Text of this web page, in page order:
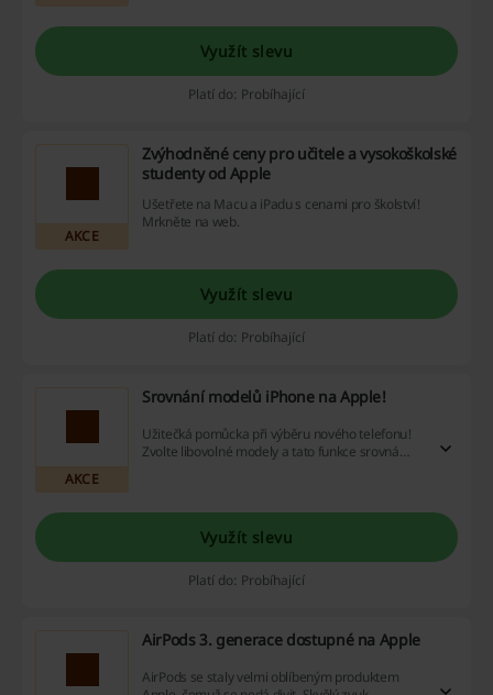
Využít slevu
Platí do: Probíhající
AKCE
Zvýhodněné ceny pro učitele a vysokoškolské
studenty od Apple
Ušetřete na Macu a iPadu s cenami pro školství!
Mrkněte na web.
Využít slevu
Platí do: Probíhající
AKCE
Srovnání modelů iPhone na Apple!
Užitečká pomůcka při výběru nového telefonu!
Zvolte libovolné modely a tato funkce srovná
Využít slevu
Platí do: Probíhající
AirPods 3. generace dostupné na Apple
AirPods se staly velmi oblíbeným produktem